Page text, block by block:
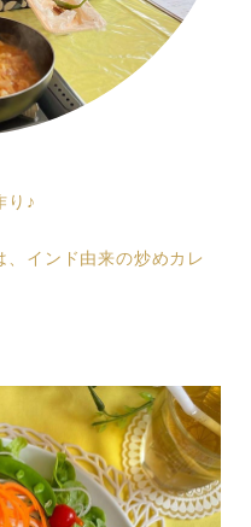
り♪
インド由来の炒めカレ